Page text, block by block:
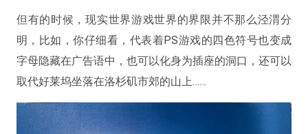
但有的时候，现实世界游戏世界的界限并不那么泾渭分
明，比如，你仔细看，代表着PS游戏的四色符号也变成
字母隐藏在广告语中，也可以化身为插座的洞口，还可以
取代好莱坞坐落在洛杉矶市郊的山上……